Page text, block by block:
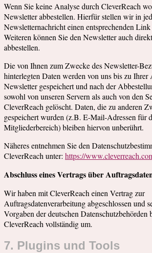
Wenn Sie keine Analyse durch CleverReach
Newsletter abbestellen. Hierfür stellen wir in
Newsletternachricht einen entsprechenden
Weiteren können Sie den Newsletter auch
abbestellen.
Die von Ihnen zum Zwecke des Newsletter-
hinterlegten Daten werden von uns bis zu Ihrer
Newsletter gespeichert und nach der
sowohl von unseren Servern als auch von den
CleverReach gelöscht. Daten, die zu anderen
gespeichert wurden (z.B. E-Mail-Adressen für
Mitgliederbereich) bleiben hiervon unberührt.
Näheres entnehmen Sie den
CleverReach unter: https://
Abschluss eines Vertrags über
Wir haben mit CleverReach einen Vertrag zur
Auftragsdatenverarbeitung abgeschlossen und
Vorgaben der deutschen Datenschutzbehörden
CleverReach vollständig um.
7. Plugins und Tools